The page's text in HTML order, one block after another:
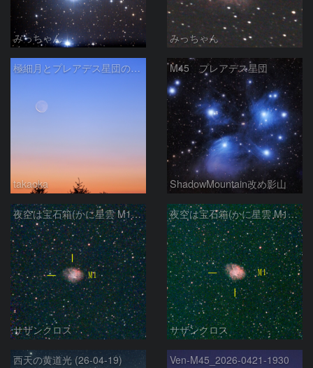
みっちゃん みっちゃん
極細月とプレアデス星団の接近
takaoka
M45 プレアデス星団
ShadowMountain改め影山
夜空は宝石箱(かに星雲 M1) Seestar50
サザンクロス
夜空は宝石箱(かに星雲 M1) Seestar50
サザンクロス
西天の黄道光 (26-04-19) Ven-M45_2026-0421-1930